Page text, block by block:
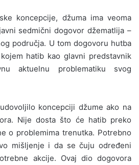
koncepcije, džuma ima veoma
sedmični dogovor džematlija –
područja. U tom dogovoru hutba
hatib kao glavni predstavnik
aktuelnu problematiku svog
koncepciji džume ako na
Nije dosta što će hatib preko
o problemima trenutka. Potrebno
mišljenje i da se čuju određeni
akcije. Ovaj dio dogovora